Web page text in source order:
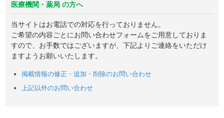
医療機関・薬局 の方へ
当サイトはお電話での対応を行っておりません。
ご希望の内容ごとにお問い合わせフォームをご用意しておりま
すので、お手数ではございますが、下記よりご連絡をいただけ
ますようお願いいたします。
掲載情報の修正・追加・削除のお問い合わせ
上記以外のお問い合わせ